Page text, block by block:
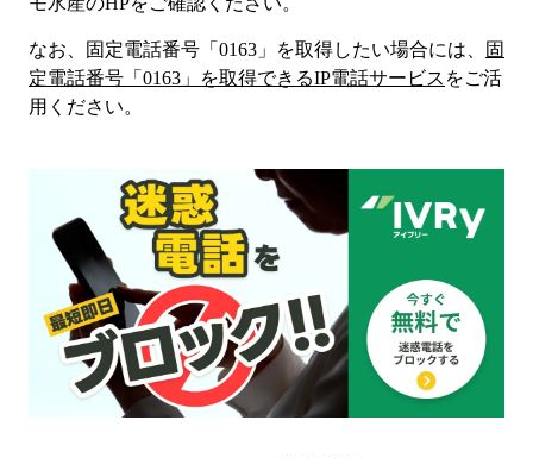
なお、固定電話番号「 0163 」を取得したい場合には、
固
定電話番号「 0163 」を取得できるIP電話サービス をご活
用ください。